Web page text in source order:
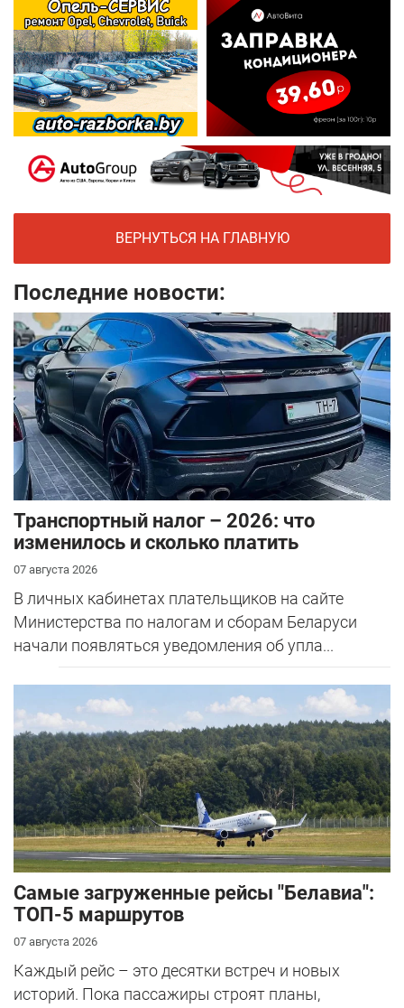
ВЕРНУТЬСЯ НА ГЛАВНУЮ
Последние новости:
Транспортный налог – 2026: что
изменилось и сколько платить
07 августа 2026
В личных кабинетах плательщиков на сайте
Министерства по налогам и сборам Беларуси
начали появляться уведомления об упла...
Самые загруженные рейсы "Белавиа":
ТОП-5 маршрутов
07 августа 2026
Каждый рейс – это десятки встреч и новых
историй. Пока пассажиры строят планы,